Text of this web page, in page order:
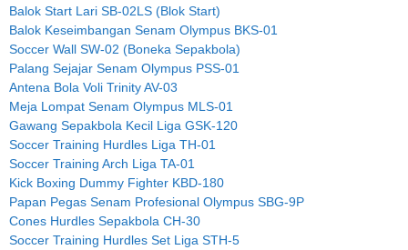
Balok Start Lari SB-02LS (Blok Start)
Balok Keseimbangan Senam Olympus BKS-01
Soccer Wall SW-02 (Boneka Sepakbola)
Palang Sejajar Senam Olympus PSS-01
Antena Bola Voli Trinity AV-03
Meja Lompat Senam Olympus MLS-01
Gawang Sepakbola Kecil Liga GSK-120
Soccer Training Hurdles Liga TH-01
Soccer Training Arch Liga TA-01
Kick Boxing Dummy Fighter KBD-180
Papan Pegas Senam Profesional Olympus SBG-9P
Cones Hurdles Sepakbola CH-30
Soccer Training Hurdles Set Liga STH-5